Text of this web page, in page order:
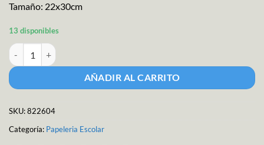
Tamaño: 22x30cm
13 disponibles
Tapete Para Corte A4 cantidad
AÑADIR AL CARRITO
SKU:822604
Categoría: Papeleria Escolar